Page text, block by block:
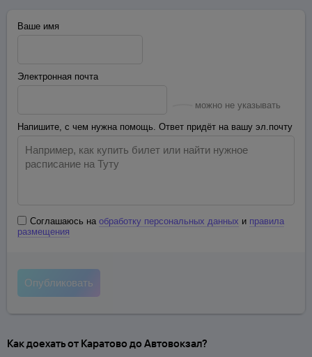
Ваше имя
Электронная почта
можно не указывать
Напишите, с чем нужна помощь. Ответ придёт на вашу эл.почту
Соглашаюсь на обработку персональных данных и правила
размещения
Как доехать от Каратово до Автовокзал?